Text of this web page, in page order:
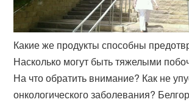
Какие же продукты способны
Насколько могут быть тяжелыми
На что обратить внимание? Как не
онкологического заболевания?